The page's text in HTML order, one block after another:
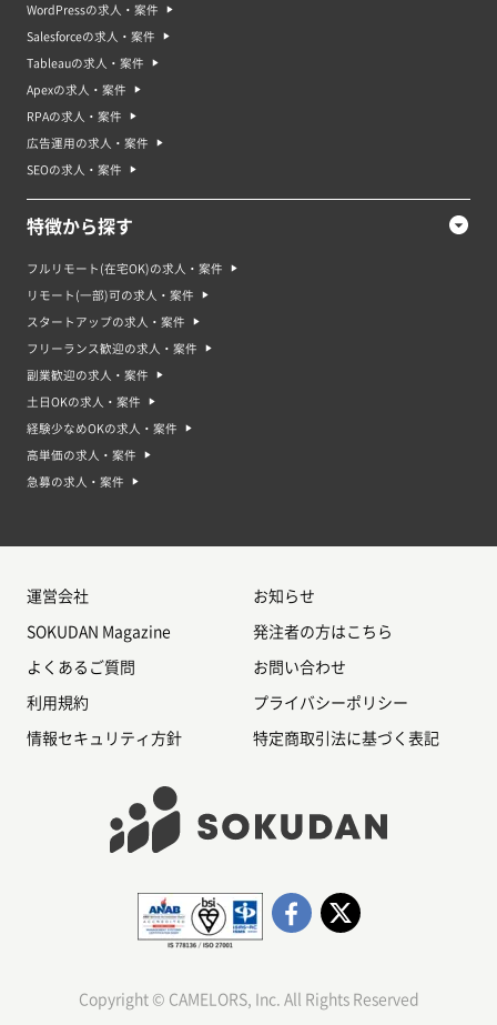
WordPressの求人・案件
Salesforceの求人・案件
Tableauの求人・案件
Apexの求人・案件
RPAの求人・案件
広告運用の求人・案件
SEOの求人・案件
特徴から探す
フルリモート(在宅OK)の求人・案件
リモート(一部)可の求人・案件
スタートアップの求人・案件
フリーランス歓迎の求人・案件
副業歓迎の求人・案件
土日OKの求人・案件
経験少なめOKの求人・案件
高単価の求人・案件
急募の求人・案件
運営会社 お知らせ
SOKUDAN Magazine 発注者の方はこちら
よくあるご質問 お問い合わせ
利用規約 プライバシーポリシー
情報セキュリティ方針 特定商取引法に基づく表記
Copyright © CAMELORS, Inc. All Rights Reserved